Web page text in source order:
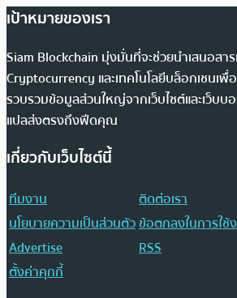
เป้าหมายของเรา
Siam Blockchain มุ่งมั่นที่จะช่วยนำเสนอสา
Cryptocurrency และเทคโนโลยีบล็อกเชนเพื่
รวบรวมข้อมูลส่วนใหญ่จากเว็บไซต์และเว็บบ
แปลส่งตรงถึงฟีดคุณ
เกี่ยวกับเว็บไซต์นี้
ทีมงาน
ติดต่อเรา
นโยบายความเป็นส่วนตัวข้อตกลงในการใช้
Advertise
RSS
ตั้งค่าคุกกี้